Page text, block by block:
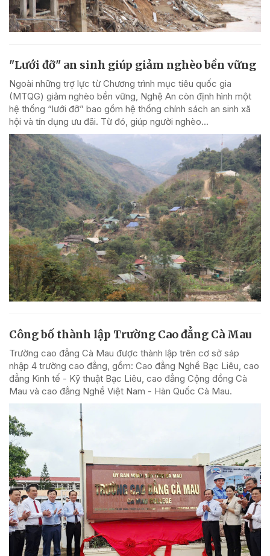
"Lưới đỡ" an sinh giúp giảm nghèo bền vững
Ngoài những trợ lực từ Chương trình mục tiêu quốc gia
(MTQG) giảm nghèo bền vững, Nghệ An còn định hình một
hệ thống “lưới đỡ” bao gồm hệ thống chính sách an sinh xã
hội và tín dụng ưu đãi. Từ đó, giúp người nghèo...
Công bố thành lập Trường Cao đẳng Cà Mau
Trường cao đẳng Cà Mau được thành lập trên cơ sở sáp
nhập 4 trường cao đẳng, gồm: Cao đẳng Nghề Bạc Liêu, cao
đẳng Kinh tế - Kỹ thuật Bạc Liêu, cao đẳng Cộng đồng Cà
Mau và cao đẳng Nghề Việt Nam - Hàn Quốc Cà Mau.